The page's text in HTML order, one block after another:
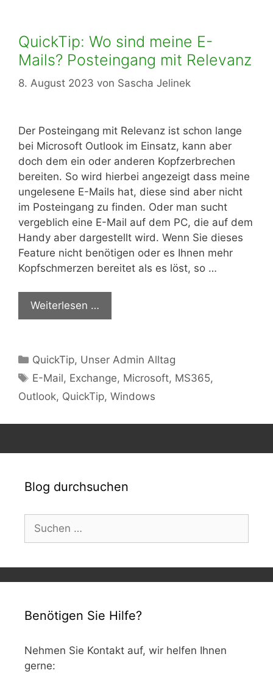
QuickTip: Wo sind meine E-
Mails? Posteingang mit Relevanz
8. August 2023 von Sascha Jelinek
Der Posteingang mit Relevanz ist schon lange
bei Microsoft Outlook im Einsatz, kann aber
doch dem ein oder anderen Kopfzerbrechen
bereiten. So wird hierbei angezeigt dass meine
ungelesene E-Mails hat, diese sind aber nicht
im Posteingang zu finden. Oder man sucht
vergeblich eine E-Mail auf dem PC, die auf dem
Handy aber dargestellt wird. Wenn Sie dieses
Feature nicht benötigen oder es Ihnen mehr
Kopfschmerzen bereitet als es löst, so …
Weiterlesen …
Kategorien
QuickTip, Unser Admin Alltag
Schlagwörter
E-Mail, Exchange, Microsoft, MS365,
Outlook, QuickTip, Windows
Blog durchsuchen
nach:
Benötigen Sie Hilfe?
Nehmen Sie Kontakt auf, wir helfen Ihnen
gerne: